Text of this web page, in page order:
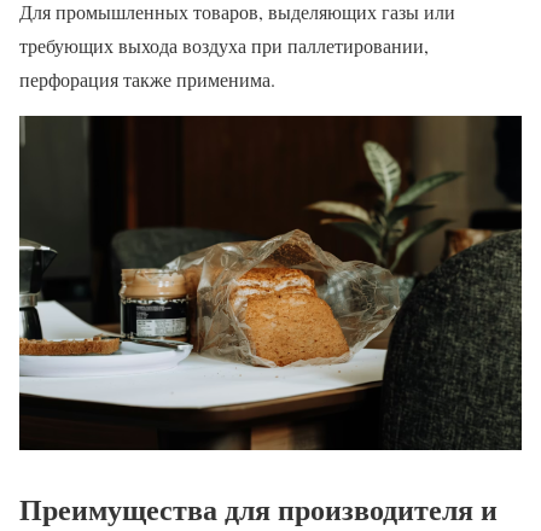
Для промышленных товаров, выделяющих газы или
требующих выхода воздуха при паллетировании,
перфорация также применима.
Преимущества для производителя и